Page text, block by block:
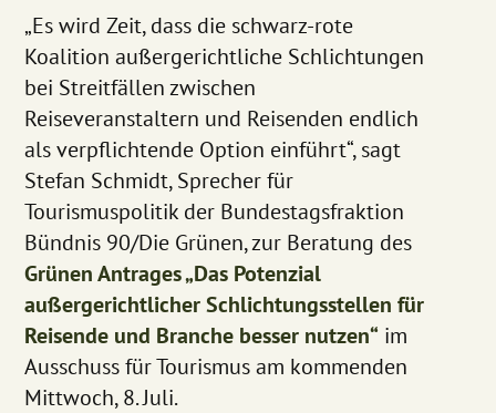
„Es wird Zeit, dass die schwarz-rote
Koalition außergerichtliche Schlichtungen
bei Streitfällen zwischen
Reiseveranstaltern und Reisenden endlich
als verpflichtende Option einführt“, sagt
Stefan Schmidt, Sprecher für
Tourismuspolitik der Bundestagsfraktion
Bündnis 90/Die Grünen, zur Beratung des
Grünen Antrages „Das Potenzial
außergerichtlicher Schlichtungsstellen für
Reisende und Branche besser nutzen“ im
Ausschuss für Tourismus am kommenden
Mittwoch, 8. Juli.